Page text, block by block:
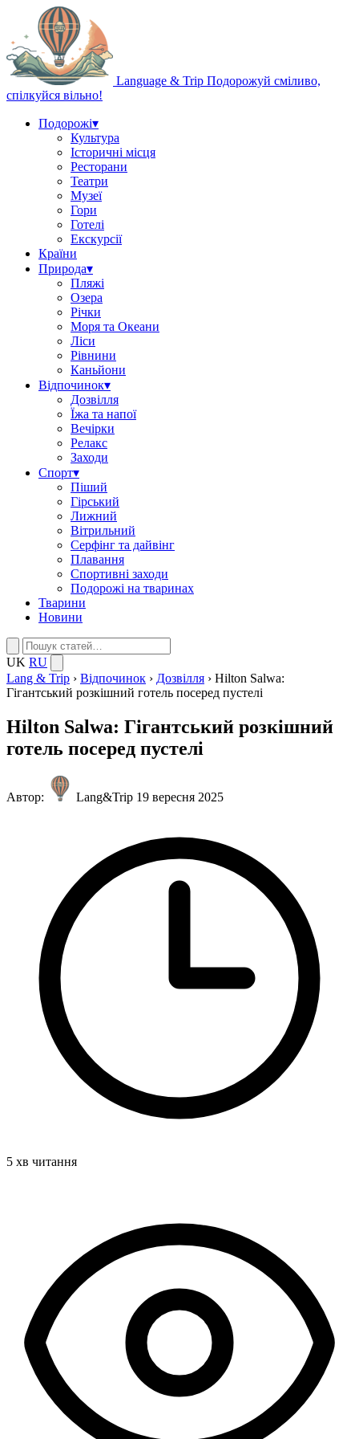
Language & Trip Подорожуй сміливо,
спілкуйся вільно!
Подорожі▾
Культура
Історичні місця
Ресторани
Театри
Музеї
Гори
Готелі
Екскурсії
Країни
Природа▾
Пляжі
Озера
Річки
Моря та Океани
Ліси
Рівнини
Каньйони
Відпочинок▾
Дозвілля
Їжа та напої
Вечірки
Релакс
Заходи
Спорт▾
Піший
Гірський
Лижний
Вітрильний
Серфінг та дайвінг
Плавання
Спортивні заходи
Подорожі на тваринах
Тварини
Новини
UK RU
Lang & Trip › Відпочинок › Дозвілля › Hilton Salwa:
Гігантський розкішний готель посеред пустелі
Hilton Salwa: Гігантський розкішний
готель посеред пустелі
Автор: Lang&Trip 19 вересня 2025
5 хв читання